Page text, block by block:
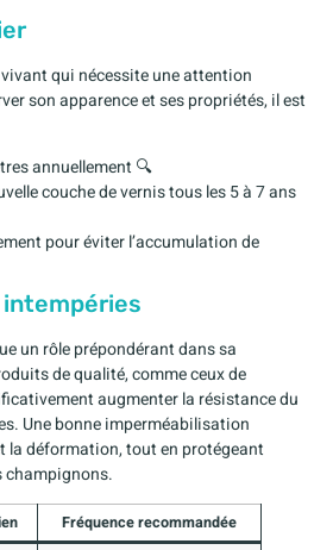
qui nécessite une attention
son apparence et ses propriétés, il est
annuellement 🔍
couche de vernis tous les 5 à 7 ans
pour éviter l’accumulation de
un rôle prépondérant dans sa
de qualité, comme ceux de
augmenter la résistance du
Une bonne imperméabilisation
la déformation, tout en protégeant
champignons.
Fréquence recommandée